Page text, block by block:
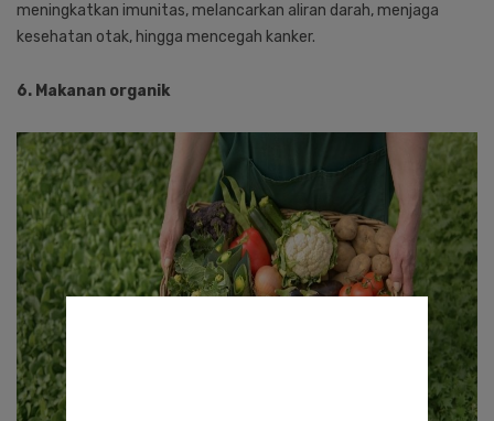
meningkatkan imunitas, melancarkan aliran darah, menjaga
kesehatan otak, hingga mencegah kanker.
6. Makanan organik